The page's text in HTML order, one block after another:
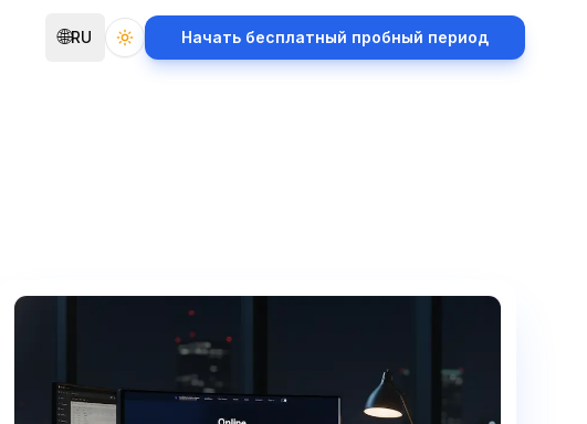
🌐RU Toggle themeНачать бесплатный пробный период